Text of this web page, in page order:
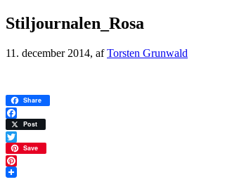
Stiljournalen_Rosa
11. december 2014, afTorsten Grunwald
Share
Facebook
Post
Twitter
Save
Pinterest